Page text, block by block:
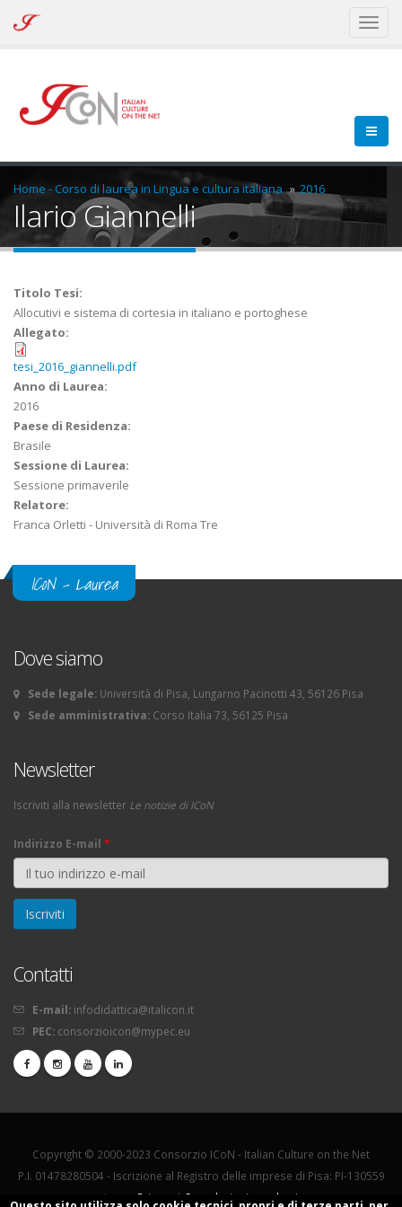
ICoN
On
the
Net
Home - Corso di laurea in Lingua e cultura italiana 2016
Ilario Giannelli
Titolo Tesi:
Allocutivi e sistema di cortesia in italiano e portoghese
Allegato:
tesi_2016_giannelli.pdf
Anno di Laurea:
2016
Paese di Residenza:
Brasile
Sessione di Laurea:
Sessione primaverile
Relatore:
Franca Orletti - Università di Roma Tre
ICoN - Laurea
Dove siamo
Sede legale: Università di Pisa, Lungarno Pacinotti 43, 56126 Pisa
Sede amministrativa: Corso Italia 73, 56125 Pisa
Newsletter
Iscriviti alla newsletter Le notizie di ICoN
Indirizzo E-mail *
Contatti
E-mail: infodidattica@italicon.it
PEC: consorzioicon@mypec.eu
Copyright © 2000-2023 Consorzio ICoN - Italian Culture on the Net
P.I. 01478280504 - Iscrizione al Registro delle imprese di Pisa: PI-130559
La tua Privacy |Segnalazioni e reclami